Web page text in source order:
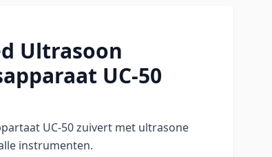
Ultrasoon
UC-50
UC-50 zuivert met ultrasone
instrumenten.